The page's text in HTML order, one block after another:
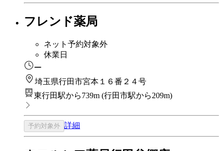
フレンド薬局
ネット予約対象外
休業日
ー
埼玉県行田市宮本１６番２４号
東行田駅から739m (行田市駅から209m)
予約対象外 詳細